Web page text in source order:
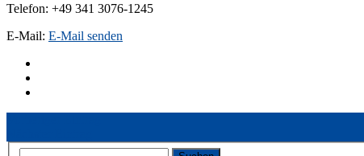
Telefon: +49 341 3076-1245
E-Mail: E-Mail senden